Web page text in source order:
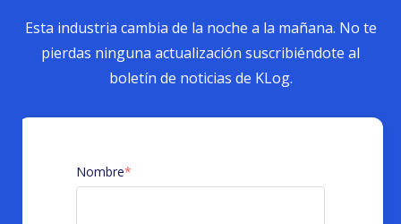
Esta industria cambia de la noche a la mañana. No te
pierdas ninguna actualización suscribiéndote al
boletín de noticias de KLog.
Nombre*